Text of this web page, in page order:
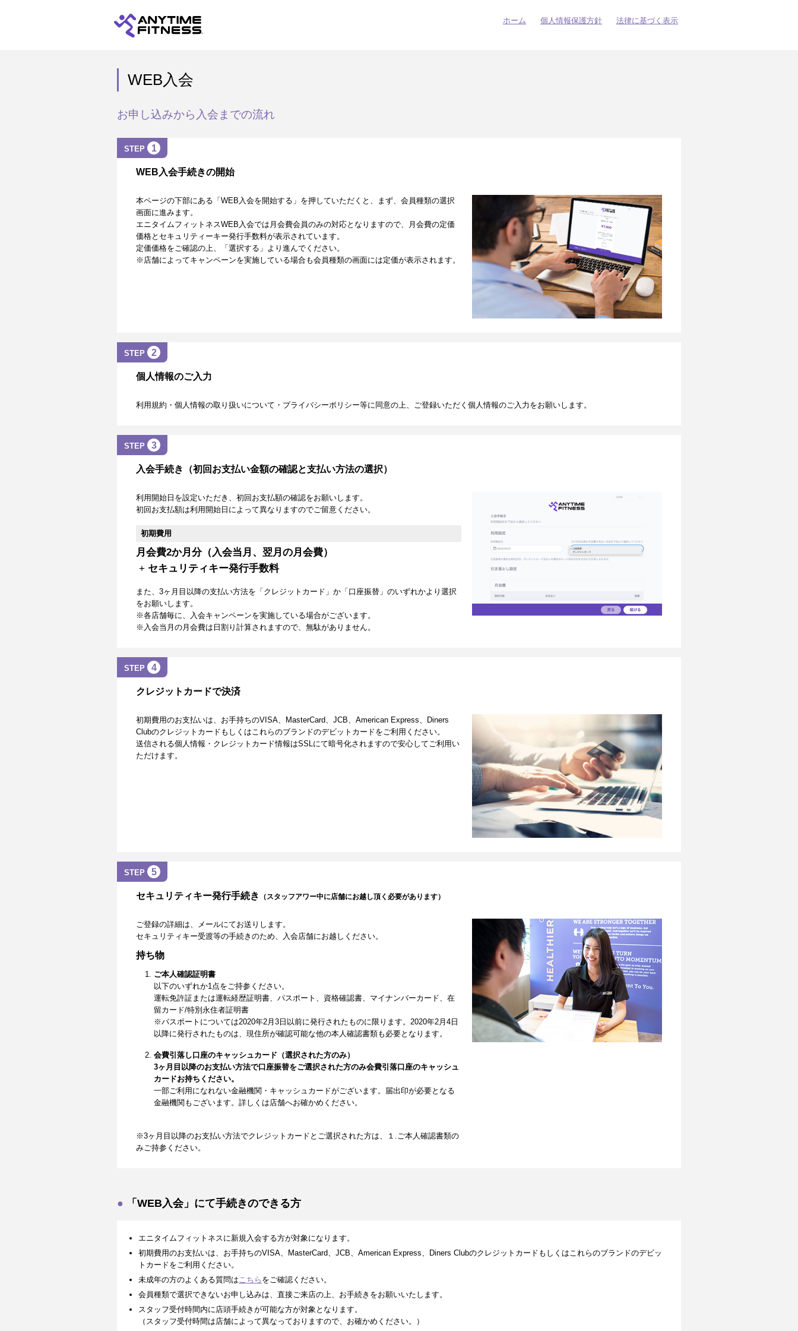
ホーム 個人情報保護方針 法律に基づく表示
WEB入会
お申し込みから入会までの流れ
STEP 1
WEB入会手続きの開始
本ページの下部にある「WEB入会を開始する」を押していただくと、まず、会員種類の選択
画面に進みます。
エニタイムフィットネスWEB入会では月会費会員のみの対応となりますので、月会費の定価
価格とセキュリティーキー発行手数料が表示されています。
定価価格をご確認の上、「選択する」より進んでください。
※店舗によってキャンペーンを実施している場合も会員種類の画面には定価が表示されます。
STEP 2
個人情報のご入力
利用規約・個人情報の取り扱いについて・プライバシーポリシー等に同意の上、ご登録いただく個人情報のご入力をお願いします。
STEP 3
入会手続き（初回お支払い金額の確認と支払い方法の選択）
利用開始日を設定いただき、初回お支払額の確認をお願いします。
初回お支払額は利用開始日によって異なりますのでご留意ください。
初期費用
月会費2か月分（入会当月、翌月の月会費）
+ セキュリティキー発行手数料
また、3ヶ月目以降の支払い方法を「クレジットカード」か「口座振替」のいずれかより選択
をお願いします。
※各店舗毎に、入会キャンペーンを実施している場合がございます。
※入会当月の月会費は日割り計算されますので、無駄がありません。
STEP 4
クレジットカードで決済
初期費用のお支払いは、お手持ちのVISA、MasterCard、JCB、American Express、Diners
Clubのクレジットカードもしくはこれらのブランドのデビットカードをご利用ください。
送信される個人情報・クレジットカード情報はSSLにて暗号化されますので安心してご利用い
ただけます。
STEP 5
セキュリティキー発行手続き （スタッフアワー中に店舗にお越し頂く必要があります）
ご登録の詳細は、メールにてお送りします。
セキュリティキー受渡等の手続きのため、入会店舗にお越しください。
持ち物
ご本人確認証明書
以下のいずれか1点をご持参ください。
運転免許証または運転経歴証明書、パスポート、資格確認書、マイナンバーカード、在
留カード/特別永住者証明書
※パスポートについては2020年2月3日以前に発行されたものに限ります。2020年2月4日
以降に発行されたものは、現住所が確認可能な他の本人確認書類も必要となります。
会費引落し口座のキャッシュカード（選択された方のみ）
3ヶ月目以降のお支払い方法で口座振替をご選択された方のみ会費引落口座のキャッシュ
カードお持ちください。
一部ご利用になれない金融機関・キャッシュカードがございます。届出印が必要となる
金融機関もございます。詳しくは店舗へお確かめください。
※3ヶ月目以降のお支払い方法でクレジットカードとご選択された方は、１.ご本人確認書類の
みご持参ください。
「WEB入会」にて手続きのできる方
エニタイムフィットネスに新規入会する方が対象になります。
初期費用のお支払いは、お手持ちのVISA、MasterCard、JCB、American Express、Diners Clubのクレジットカードもしくはこれらのブランドのデビッ
トカードをご利用ください。
未成年の方のよくある質問は こちら をご確認ください。
会員種類で選択できないお申し込みは、直接ご来店の上、お手続きをお願いいたします。
スタッフ受付時間内に店頭手続きが可能な方が対象となります。
（スタッフ受付時間は店舗によって異なっておりますので、お確かめください。）